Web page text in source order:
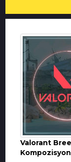
Valorant